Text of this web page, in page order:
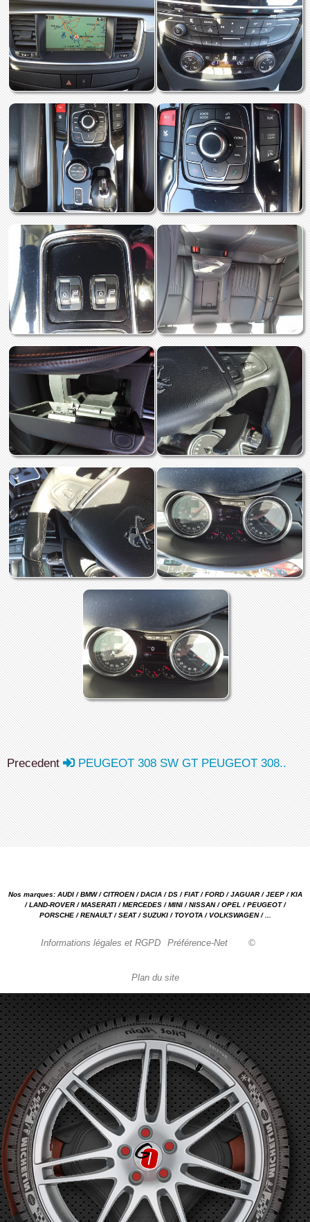
Precedent PEUGEOT 308 SW GT PEUGEOT 308..
Nos marques: AUDI / BMW / CITROEN / DACIA / DS / FIAT / FORD / JAGUAR / JEEP / KIA
/ LAND-ROVER / MASERATI / MERCEDES / MINI / NISSAN / OPEL / PEUGEOT /
PORSCHE / RENAULT / SEAT / SUZUKI / TOYOTA / VOLKSWAGEN / ...
Informations légales et RGPD Préférence-Net ©
Plan du site
Garage automobile Reparation, entretien, carrosserie, concessionnaire Loire 42